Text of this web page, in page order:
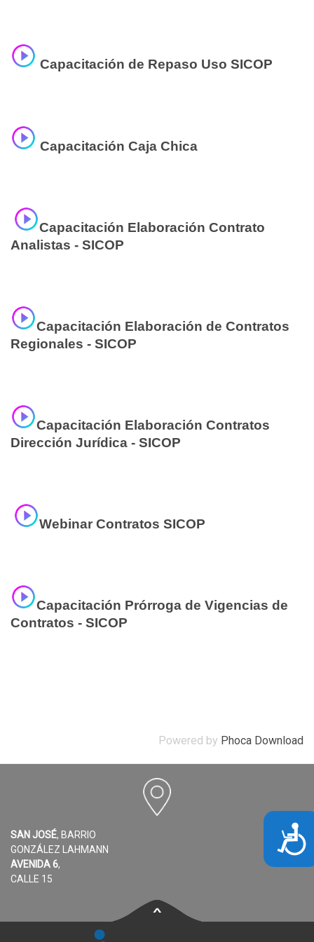
Capacitación de Repaso Uso SICOP
Capacitación Caja Chica
Capacitación Elaboración Contrato
Analistas - SICOP
Capacitación Elaboración de Contratos
Regionales - SICOP
Capacitación Elaboración Contratos
Dirección Jurídica - SICOP
Webinar Contratos SICOP
Capacitación Prórroga de Vigencias de
Contratos - SICOP
Powered by Phoca Download
SAN JOSÉ, BARRIO
GONZÁLEZ LAHMANN
AVENIDA 6,
CALLE 15